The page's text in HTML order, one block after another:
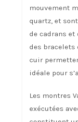
mouvement
quartz, et
de cadrans et
des bracelets
cuir
idéale pour
Les montres
exécutées